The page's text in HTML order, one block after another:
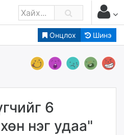
Онцлох Шинэ
6
нэг удаа"